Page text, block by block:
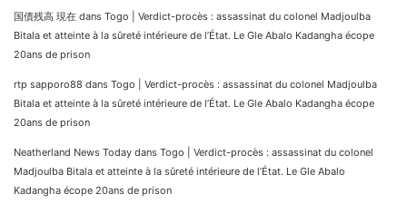
国債残高 現在 dans Togo | Verdict-procès : assassinat du colonel Madjoulba
Bitala et atteinte à la sûreté intérieure de l’État. Le Gle Abalo Kadangha écope
20ans de prison
rtp sapporo88 dans Togo | Verdict-procès : assassinat du colonel Madjoulba
Bitala et atteinte à la sûreté intérieure de l’État. Le Gle Abalo Kadangha écope
20ans de prison
Neatherland News Today dans Togo | Verdict-procès : assassinat du colonel
Madjoulba Bitala et atteinte à la sûreté intérieure de l’État. Le Gle Abalo
Kadangha écope 20ans de prison